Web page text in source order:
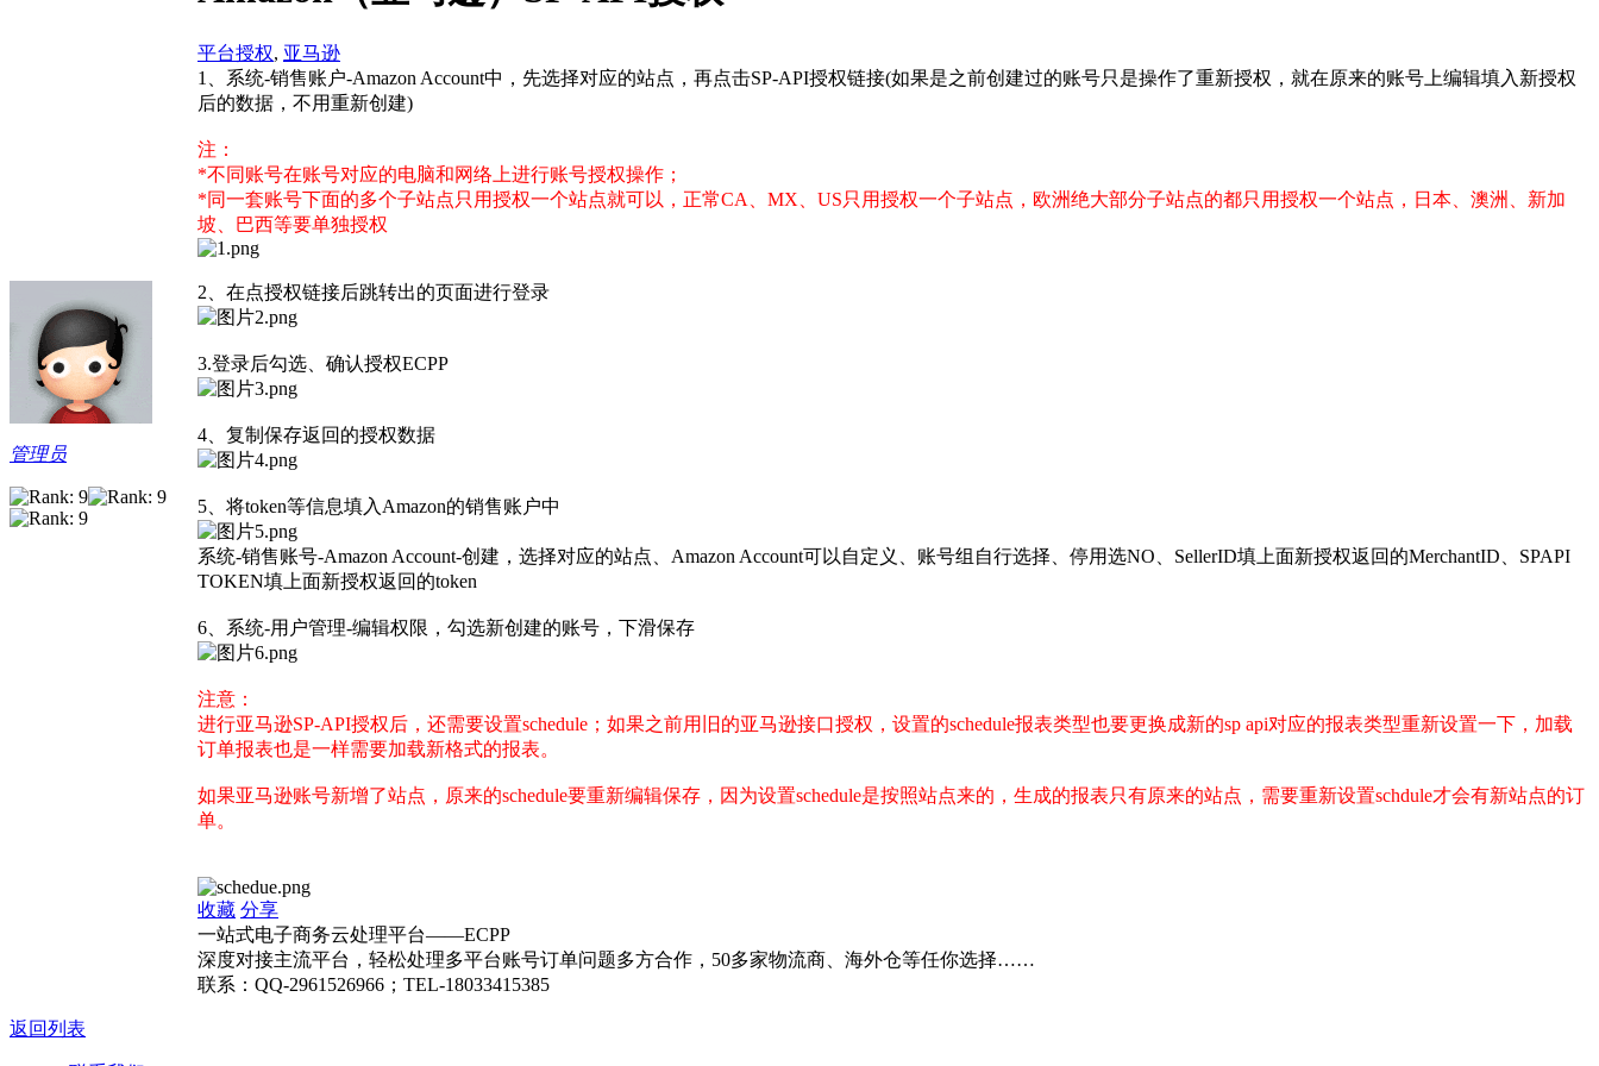
管理员
平台授权, 亚马逊
1、系统-销售账户-Amazon Account中，先选择对应的站点，再点击SP-API授权链接(如果是之前创建过的账号只是操作了重新授权，就在原来的账号上编辑填入新授权
后的数据，不用重新创建)
注：
*不同账号在账号对应的电脑和网络上进行账号授权操作；
*同一套账号下面的多个子站点只用授权一个站点就可以，正常CA、MX、US只用授权一个子站点，欧洲绝大部分子站点的都只用授权一个站点，日本、澳洲、新加
坡、巴西等要单独授权
2、在点授权链接后跳转出的页面进行登录
3.登录后勾选、确认授权ECPP
4、复制保存返回的授权数据
5、将token等信息填入Amazon的销售账户中
系统-销售账号-Amazon Account-创建，选择对应的站点、Amazon Account可以自定义、账号组自行选择、停用选NO、SellerID填上面新授权返回的MerchantID、SPAPI
TOKEN填上面新授权返回的token
6、系统-用户管理-编辑权限，勾选新创建的账号，下滑保存
注意：
进行亚马逊SP-API授权后，还需要设置schedule；如果之前用旧的亚马逊接口授权，设置的schedule报表类型也要更换成新的sp api对应的报表类型重新设置一下，加载
订单报表也是一样需要加载新格式的报表。
如果亚马逊账号新增了站点，原来的schedule要重新编辑保存，因为设置schedule是按照站点来的，生成的报表只有原来的站点，需要重新设置schdule才会有新站点的订
单。
收藏 分享
一站式电子商务云处理平台——ECPP
深度对接主流平台，轻松处理多平台账号订单问题多方合作，50多家物流商、海外仓等任你选择……
联系：QQ-2961526966；TEL-18033415385
返回列表